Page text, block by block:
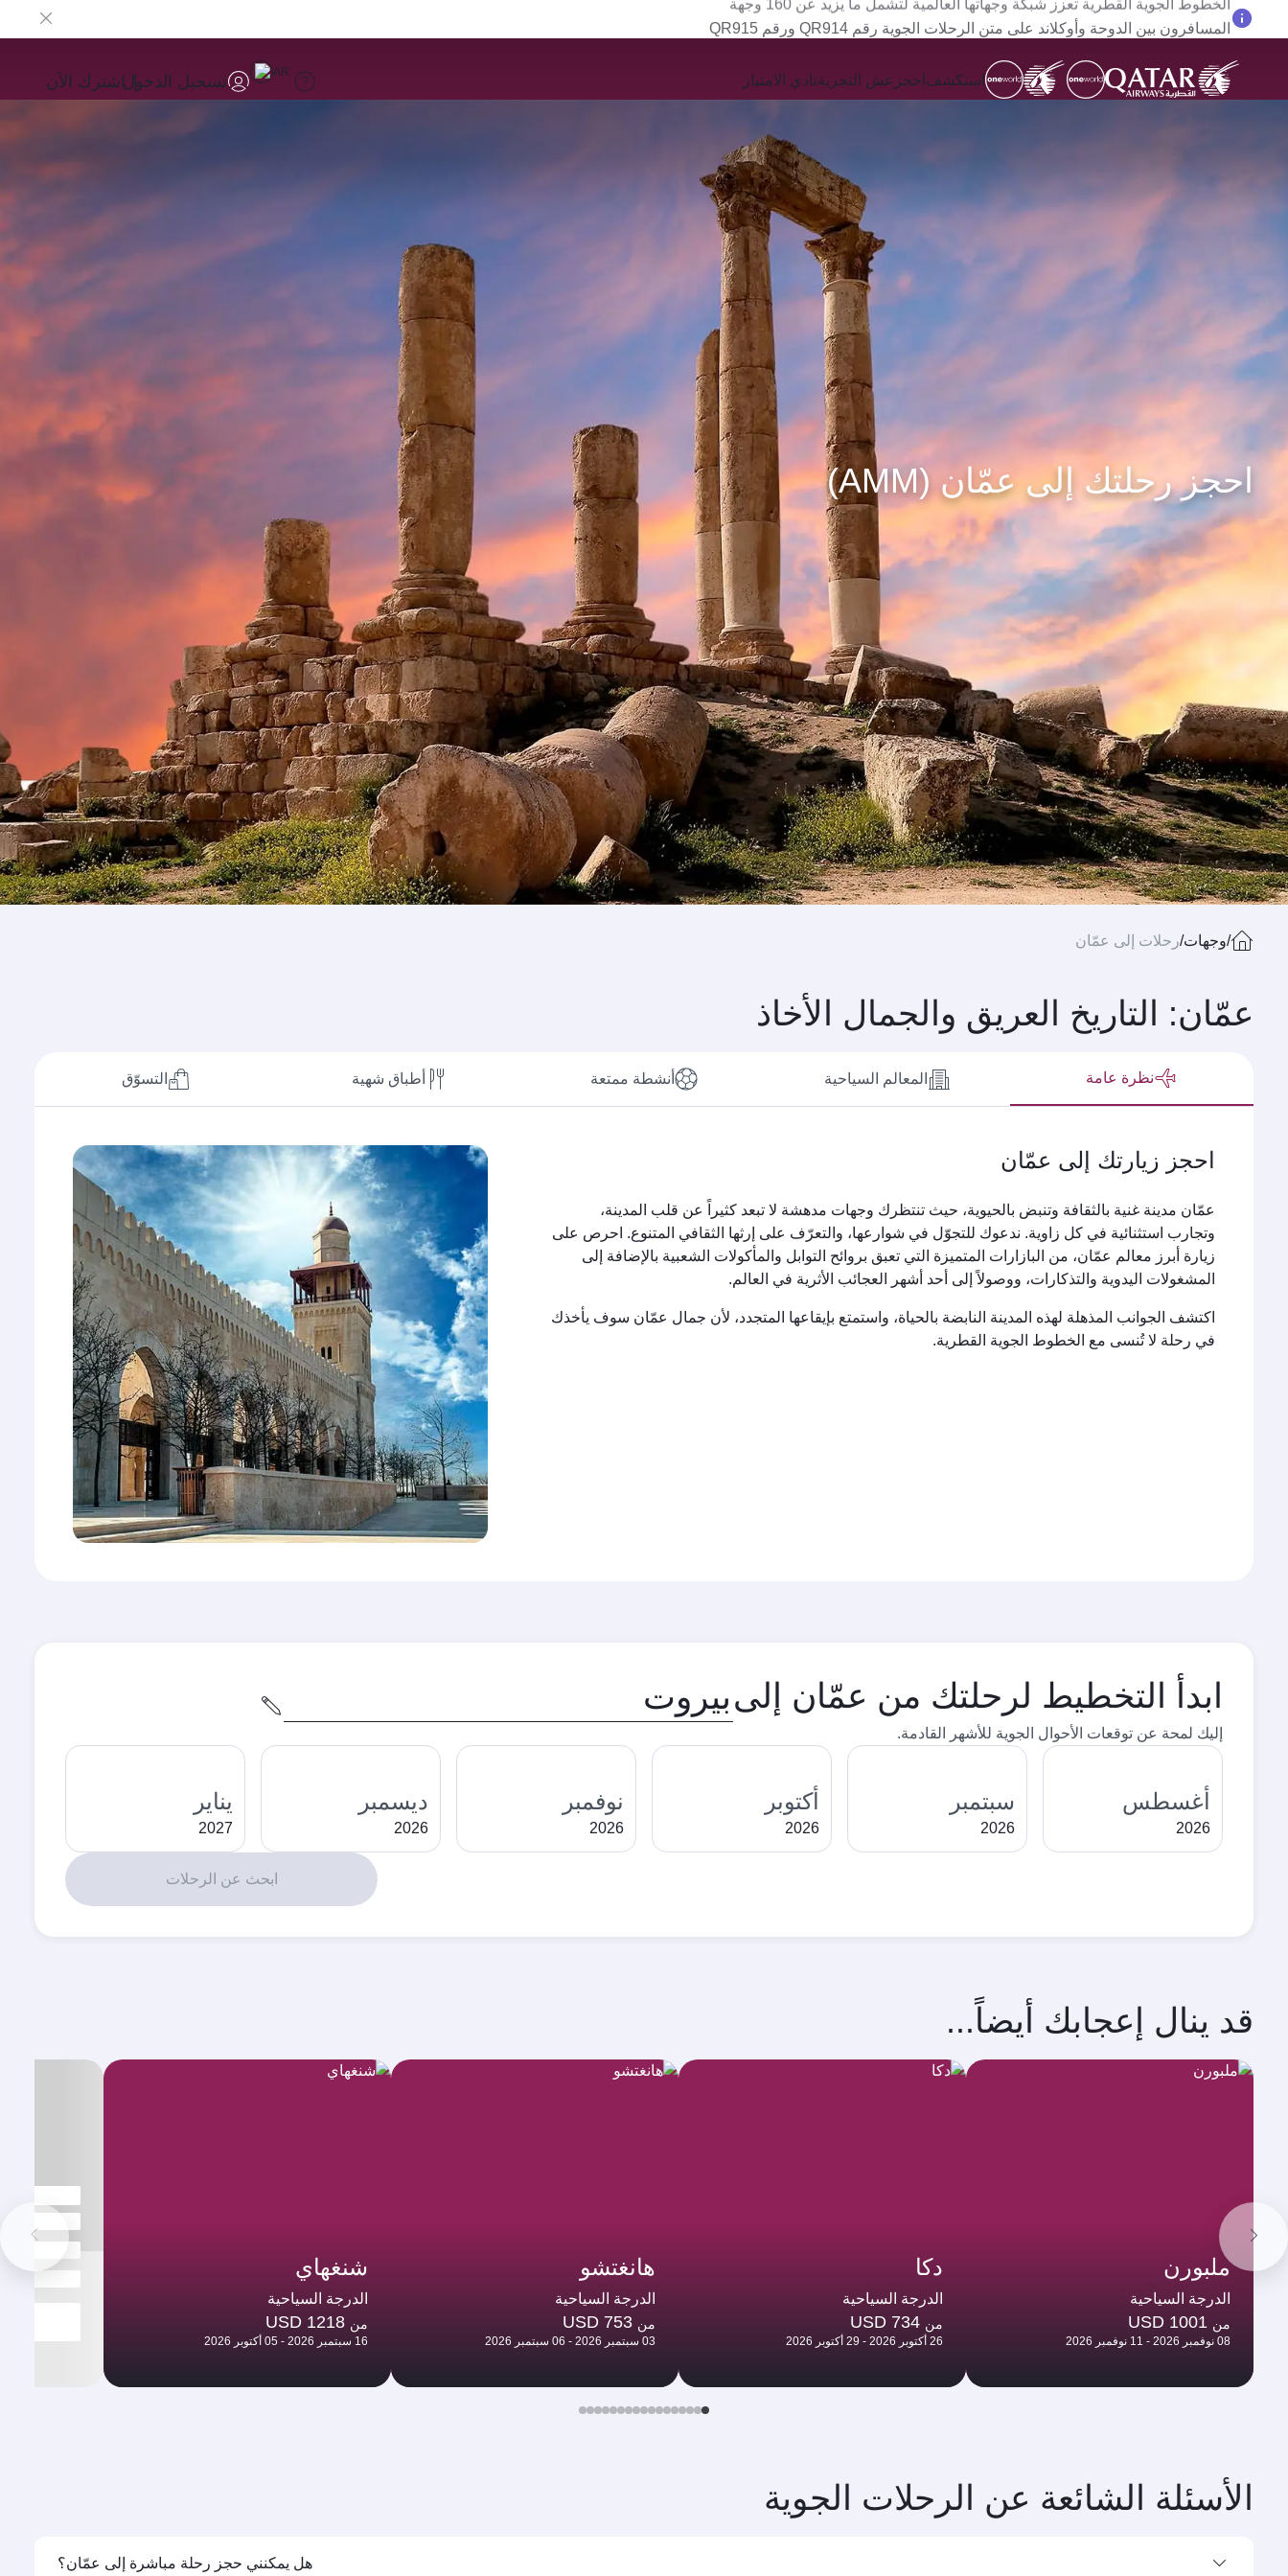
المسافرون بين الدوحة وأوكلاند على متن الرحلات الجوية رقم QR914 ورقم QR915
استكشف احجز عش التجربةنادي الامتياز AR تسجيل الدخولاشترك الآن
احجز رحلتك إلى عمّان (AMM)
/وجهات/رحلات إلى عمّان
عمّان: التاريخ العريق والجمال الأخاذ
نظرة عامة المعالم السياحية أنشطة ممتعة أطباق شهية التسوّق
احجز زيارتك إلى عمّان
عمّان مدينة غنية بالثقافة وتنبض بالحيوية، حيث تنتظرك وجهات مدهشة لا تبعد كثيراً عن قلب المدينة،
وتجارب استثنائية في كل زاوية. ندعوك للتجوّل في شوارعها، والتعرّف على إرثها الثقافي المتنوع. احرص على
زيارة أبرز معالم عمّان، من البازارات المتميزة التي تعبق بروائح التوابل والمأكولات الشعبية بالإضافة إلى
المشغولات اليدوية والتذكارات، ووصولاً إلى أحد أشهر العجائب الأثرية في العالم.
اكتشف الجوانب المذهلة لهذه المدينة النابضة بالحياة، واستمتع بإيقاعها المتجدد، لأن جمال عمّان سوف يأخذك
في رحلة لا تُنسى مع الخطوط الجوية القطرية.
ابدأ التخطيط لرحلتك من عمّان إلى المغادرة
إليك لمحة عن توقعات الأحوال الجوية للأشهر القادمة.
أغسطس
2026
سبتمبر
2026
أكتوبر
2026
نوفمبر
2026
ديسمبر
2026
يناير
2027
ابحث عن الرحلات
قد ينال إعجابك أيضاً...
ملبورن
الدرجة السياحية
من USD 1001
08 نوفمبر 2026 - 11 نوفمبر 2026
دكا
الدرجة السياحية
من USD 734
26 أكتوبر 2026 - 29 أكتوبر 2026
هانغتشو
الدرجة السياحية
من USD 753
03 سبتمبر 2026 - 06 سبتمبر 2026
شنغهاي
الدرجة السياحية
من USD 1218
16 سبتمبر 2026 - 05 أكتوبر 2026
الأسئلة الشائعة عن الرحلات الجوية
هل يمكنني حجز رحلة مباشرة إلى عمّان؟